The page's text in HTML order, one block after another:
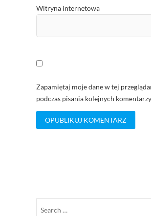
Witryna internetowa
Zapamiętaj moje dane w tej
podczas pisania kolejnych